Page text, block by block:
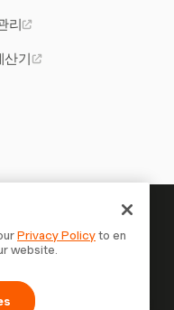
리
산기
가치가 있
작하세요
게 청구하고, 더 빠르게
합류하세요. 무료 체험,
Privacy Policyto en
website.